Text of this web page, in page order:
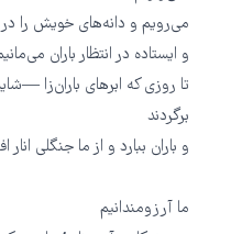
می‌رویم و دانه‌های خویش را
و ایستاده در انتظار باران
تا روزی که ابرهای باران‌زا
برگردند
و باران ببارد و از ما جنگلی انار
ما آرزومندانیم